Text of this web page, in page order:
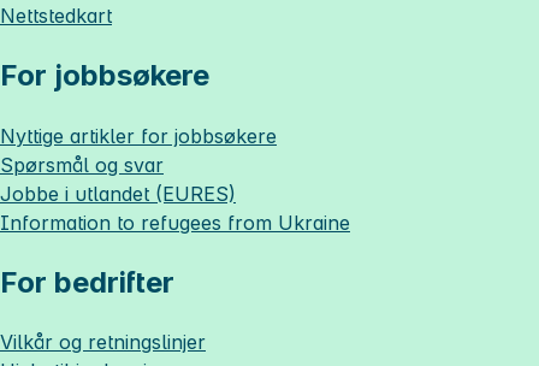
Nettstedkart
For jobbsøkere
Nyttige artikler for jobbsøkere
Spørsmål og svar
Jobbe i utlandet (EURES)
Information to refugees from Ukraine
For bedrifter
Vilkår og retningslinjer